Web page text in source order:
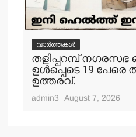
വാർത്തകൾ
തളിപ്പറമ്പ് നഗരസഭ
ഉള്‍പ്പെടെ 19 പേരെ
ഉത്തരവ്.
admin3 August 7, 2026